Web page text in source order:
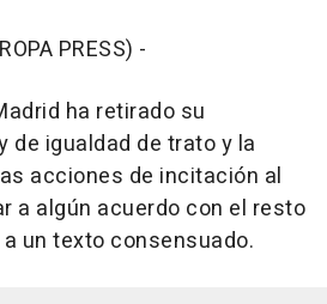
PRESS) -
ha retirado su
de igualdad de trato y la
acciones de incitación al
a algún acuerdo con el resto
un texto consensuado.